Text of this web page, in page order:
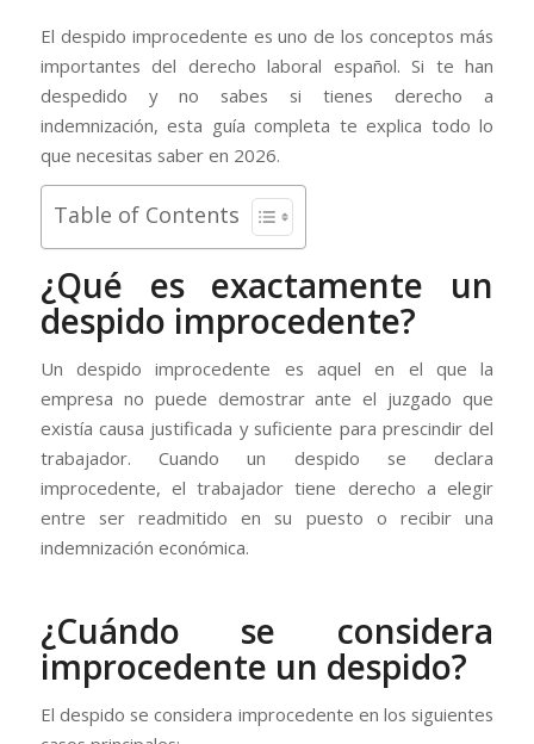
El despido improcedente es uno de los conceptos más
importantes del derecho laboral español. Si te han
despedido y no sabes si tienes derecho a
indemnización, esta guía completa te explica todo lo
que necesitas saber en 2026.
Table of Contents
¿Qué es exactamente un
despido improcedente?
Un despido improcedente es aquel en el que la
empresa no puede demostrar ante el juzgado que
existía causa justificada y suficiente para prescindir del
trabajador. Cuando un despido se declara
improcedente, el trabajador tiene derecho a elegir
entre ser readmitido en su puesto o recibir una
indemnización económica.
¿Cuándo se considera
improcedente un despido?
El despido se considera improcedente en los siguientes